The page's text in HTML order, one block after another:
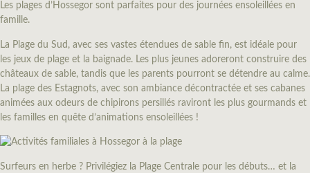
Les plages d’Hossegor sont parfaites pour des journées ensoleillées en
famille.
La Plage du Sud, avec ses vastes étendues de sable fin, est idéale pour
les jeux de plage et la baignade. Les plus jeunes adoreront construire des
châteaux de sable, tandis que les parents pourront se détendre au calme.
La plage des Estagnots, avec son ambiance décontractée et ses cabanes
animées aux odeurs de chipirons persillés raviront les plus gourmands et
les familles en quête d’animations ensoleillées !
Surfeurs en herbe ? Privilégiez la Plage Centrale pour les débuts… et la